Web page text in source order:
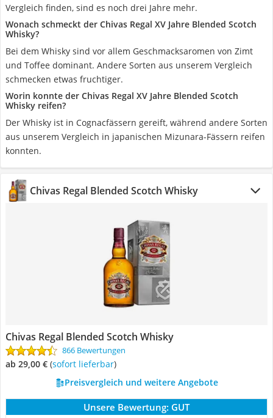
Vergleich finden, sind es noch drei Jahre mehr.
Wonach schmeckt der Chivas Regal XV Jahre Blended Scotch
Whisky?
Bei dem Whisky sind vor allem Geschmacksaromen von Zimt
und Toffee dominant. Andere Sorten aus unserem Vergleich
schmecken etwas fruchtiger.
Worin konnte der Chivas Regal XV Jahre Blended Scotch
Whisky reifen?
Der Whisky ist in Cognacfässern gereift, während andere Sorten
aus unserem Vergleich in japanischen Mizunara-Fässern reifen
konnten.
Chivas Regal Blended Scotch Whisky
Chivas Regal Blended Scotch Whisky
866 Bewertungen
ab 29,00 € ( Sofort lieferbar)
Preisvergleich und weitere Angebote
Unsere Bewertung: GUT